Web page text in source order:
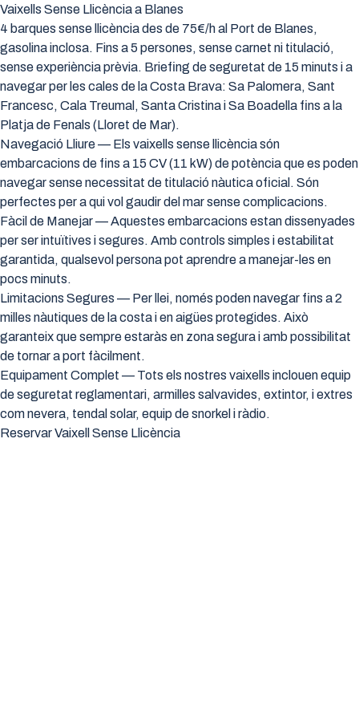
Vaixells Sense Llicència a Blanes
4 barques sense llicència des de 75€/h al Port de Blanes,
gasolina inclosa. Fins a 5 persones, sense carnet ni titulació,
sense experiència prèvia. Briefing de seguretat de 15 minuts i a
navegar per les cales de la Costa Brava: Sa Palomera, Sant
Francesc, Cala Treumal, Santa Cristina i Sa Boadella fins a la
Platja de Fenals (Lloret de Mar).
Navegació Lliure — Els vaixells sense llicència són
embarcacions de fins a 15 CV (11 kW) de potència que es poden
navegar sense necessitat de titulació nàutica oficial. Són
perfectes per a qui vol gaudir del mar sense complicacions.
Fàcil de Manejar — Aquestes embarcacions estan dissenyades
per ser intuïtives i segures. Amb controls simples i estabilitat
garantida, qualsevol persona pot aprendre a manejar-les en
pocs minuts.
Limitacions Segures — Per llei, només poden navegar fins a 2
milles nàutiques de la costa i en aigües protegides. Això
garanteix que sempre estaràs en zona segura i amb possibilitat
de tornar a port fàcilment.
Equipament Complet — Tots els nostres vaixells inclouen equip
de seguretat reglamentari, armilles salvavides, extintor, i extres
com nevera, tendal solar, equip de snorkel i ràdio.
Reservar Vaixell Sense Llicència